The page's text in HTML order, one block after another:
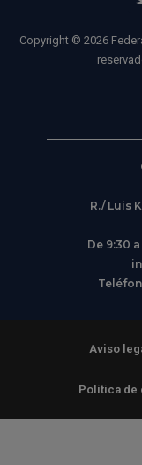
Copyright © 2026
R./ Luis
De 9:30
Aviso
Política de